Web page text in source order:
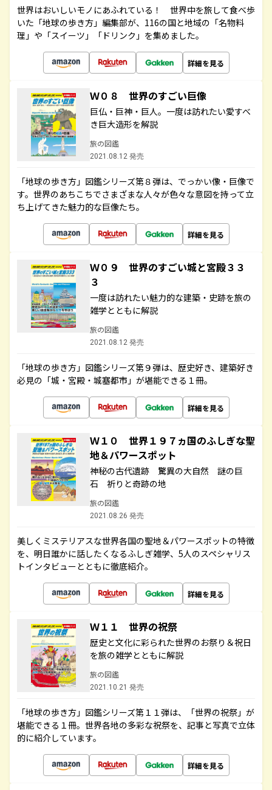
世界はおいしいモノにあふれている！ 世界中を旅して食べ歩
いた「地球の歩き方」編集部が、116の国と地域の「名物料
理」や「スイーツ」「ドリンク」を集めました。
詳細を見る
Ｗ０８ 世界のすごい巨像
巨仏・巨神・巨人。一度は訪れたい愛すべ
き巨大造形を解説
旅の図鑑
2021.08.12 発売
「地球の歩き方」図鑑シリーズ第８弾は、でっかい像・巨像で
す。世界のあちこちでさまざまな人々が色々な意図を持って立
ち上げてきた魅力的な巨像たち。
詳細を見る
Ｗ０９ 世界のすごい城と宮殿３３
３
一度は訪れたい魅力的な建築・史跡を旅の
雑学とともに解説
旅の図鑑
2021.08.12 発売
「地球の歩き方」図鑑シリーズ第９弾は、歴史好き、建築好き
必見の「城・宮殿・城塞都市」が堪能できる１冊。
詳細を見る
Ｗ１０ 世界１９７ヵ国のふしぎな聖
地＆パワースポット
神秘の古代遺跡 驚異の大自然 謎の巨
石 祈りと奇跡の地
旅の図鑑
2021.08.26 発売
美しくミステリアスな世界各国の聖地＆パワースポットの特徴
を、明日誰かに話したくなるふしぎ雑学、5人のスペシャリス
トインタビューとともに徹底紹介。
詳細を見る
Ｗ１１ 世界の祝祭
歴史と文化に彩られた世界のお祭り＆祝日
を旅の雑学とともに解説
旅の図鑑
2021.10.21 発売
「地球の歩き方」図鑑シリーズ第１１弾は、「世界の祝祭」が
堪能できる１冊。世界各地の多彩な祝祭を、記事と写真で立体
的に紹介しています。
詳細を見る